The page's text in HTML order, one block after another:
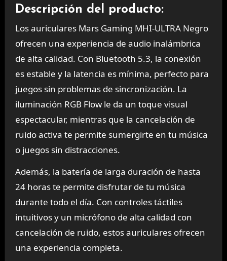
Descripción del producto:
Los auriculares Mars Gaming MHI-ULTRA Negro
ofrecen una experiencia de audio inalámbrica
de alta calidad. Con Bluetooth 5.3, la conexión
es estable y la latencia es mínima, perfecto para
juegos sin problemas de sincronización. La
iluminación RGB Flow le da un toque visual
espectacular, mientras que la cancelación de
ruido activa te permite sumergirte en tu música
o juegos sin distracciones.
Además, la batería de larga duración de hasta
24 horas te permite disfrutar de tu música
durante todo el día. Con controles táctiles
intuitivos y un micrófono de alta calidad con
cancelación de ruido, estos auriculares ofrecen
una experiencia completa.